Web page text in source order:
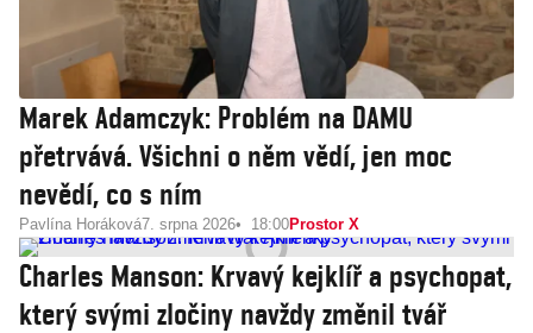
Marek Adamczyk: Problém na DAMU
přetrvává. Všichni o něm vědí, jen moc
nevědí, co s ním
Pavlína Horáková7. srpna 2026 18:00Prostor X
Charles Manson: Krvavý kejklíř a psychopat,
který svými zločiny navždy změnil tvář